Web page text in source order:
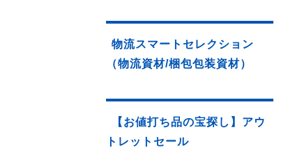
物流スマートセレクション
（物流資材/梱包包装資材）
【お値打ち品の宝探し】アウ
トレットセール